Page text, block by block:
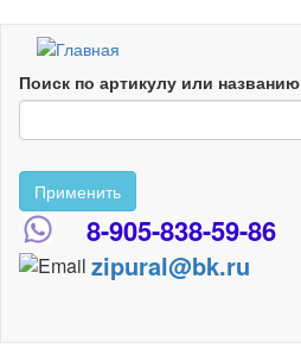
Перейти
основному
содержанию
Поиск по артикулу или названию
Применить
8-905-838-59-86
zipural@bk.ru